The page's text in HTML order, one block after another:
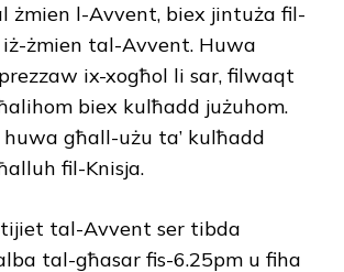
żmien l-Avvent, biex jintuża fil-
żmien tal-Avvent. Huwa
ix-xogħol li sar, filwaqt
biex kulħadd jużuhom.
għall-użu ta’ kulħadd
fil-Knisja.
tal-Avvent ser tibda
tal-għasar fis-6.25pm u fiha